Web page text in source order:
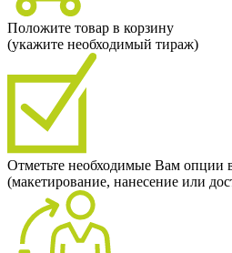
Положите товар в корзину
(укажите необходимый тираж)
Отметьте необходимые Вам опции
(макетирование, нанесение или